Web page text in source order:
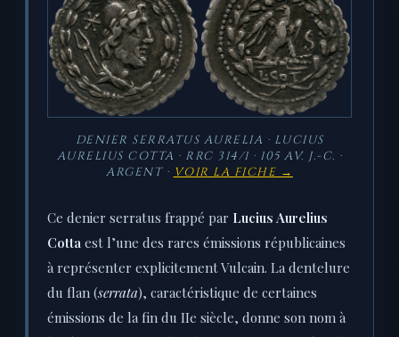
DENIER SERRATUS AURELIA · LUCIUS
AURELIUS COTTA · RRC 314/1 · 105 AV. J.-C. ·
ARGENT · VOIR LA FICHE →
Ce denier serratus frappé par Lucius Aurelius
Cotta est l’une des rares émissions républicaines
à représenter explicitement Vulcain. La dentelure
du flan (serrata), caractéristique de certaines
émissions de la fin du IIe siècle, donne son nom à